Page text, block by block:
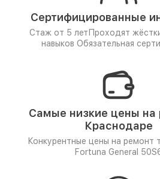
Сертифицированные
Стаж от 5 лет Проходят
навыков Обязательная
Самые низкие цены на
Краснодаре
Конкурентные цены на ремонт
Fortuna General